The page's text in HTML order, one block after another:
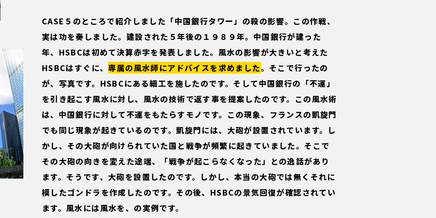
CASE５のところで紹介しました「中国銀行タワー」の殺の影響。この作戦、
実は功を奏しました。建設された５年後の１９８９年。中国銀行が建った
年、HSBCは初めて決算赤字を発表しました。風水の影響が大きいと考えた
HSBCはすぐに、専属の風水師にアドバイスを求めました。そこで行ったの
が、写真です。HSBCにある細工を施したのです。そして中国銀行の「不運」
を引き起こす風水に対し、風水の技術で返す事を提案したのです。この風水術
は、中国銀行に対して不運をもたらすモノです。この現象、フランスの凱旋門
でも同じ現象が起きているのです。凱旋門には、大砲が設置されています。し
かし、その大砲が向けられていた国と戦争が頻繁に起きていました。そこで
その大砲の向きを変えた途端、「戦争が起こらなくなった」との逸話があり
ます。そうです、大砲を設置したのです。しかし、本当の大砲では無くそれに
模したゴンドラを作成したのです。その後、HSBCの景気回復が確認されてい
ます。風水には風水を、の実例です。